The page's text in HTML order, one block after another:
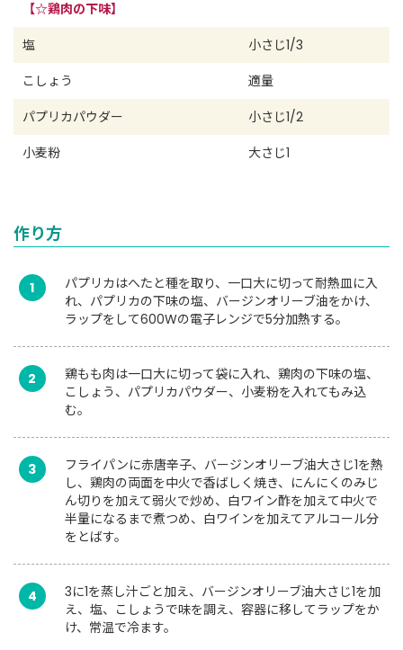
【☆鶏肉の下味】
塩
小さじ1/3
こしょう
適量
パプリカパウダー
小さじ1/2
小麦粉
大さじ1
作り方
1
パプリカはへたと種を取り、一口大に切って耐熱皿に入
れ、パプリカの下味の塩、バージンオリーブ油をかけ、
ラップをして600Wの電子レンジで5分加熱する。
2
鶏もも肉は一口大に切って袋に入れ、鶏肉の下味の塩、
こしょう、パプリカパウダー、小麦粉を入れてもみ込
む。
3
フライパンに赤唐辛子、バージンオリーブ油大さじ1を熱
し、鶏肉の両面を中火で香ばしく焼き、にんにくのみじ
ん切りを加えて弱火で炒め、白ワイン酢を加えて中火で
半量になるまで煮つめ、白ワインを加えてアルコール分
をとばす。
4
3に1を蒸し汁ごと加え、バージンオリーブ油大さじ1を加
え、塩、こしょうで味を調え、容器に移してラップをか
け、常温で冷ます。